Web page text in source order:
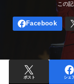
ポスト シェ